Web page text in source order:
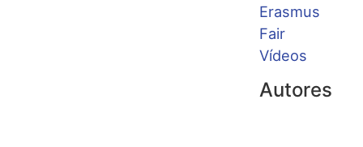
Erasmus
Fair
Vídeos
Autores